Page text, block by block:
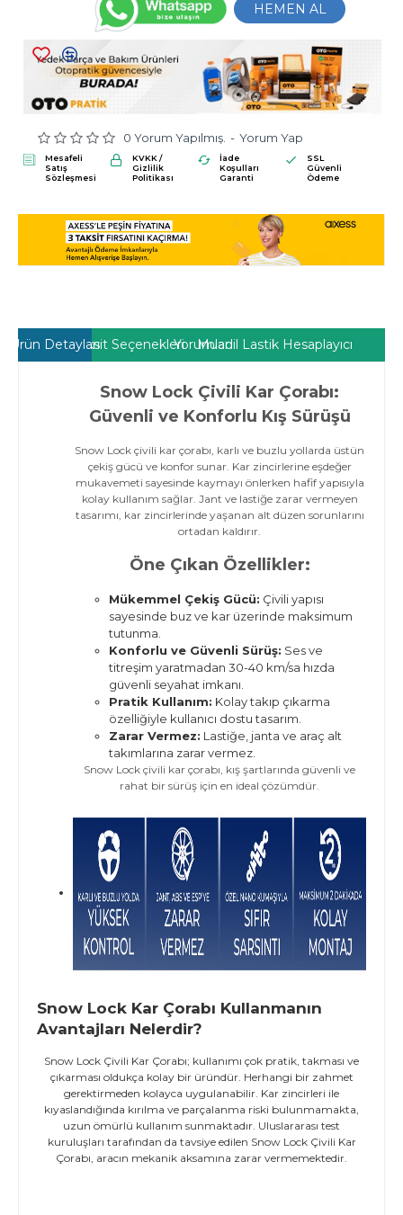
0 Yorum Yapılmış. - Yorum Yap
HEMEN AL
Mesafeli
Satış
Sözleşmesi
KVKK /
Gizlilik
Politikası
İade
Koşulları
Garanti
SSL
Güvenli
Ödeme
Ürün DetaylarıTaksit SeçenekleriYorumlar
Muadil Lastik Hesaplayıcı
Snow Lock Çivili Kar Çorabı:
Güvenli ve Konforlu Kış Sürüşü
Snow Lock çivili kar çorabı, karlı ve buzlu yollarda üstün
çekiş gücü ve konfor sunar. Kar zincirlerine eşdeğer
mukavemeti sayesinde kaymayı önlerken hafif yapısıyla
kolay kullanım sağlar. Jant ve lastiğe zarar vermeyen
tasarımı, kar zincirlerinde yaşanan alt düzen sorunlarını
ortadan kaldırır.
Öne Çıkan Özellikler:
Mükemmel Çekiş Gücü: Çivili yapısı
sayesinde buz ve kar üzerinde maksimum
tutunma.
Konforlu ve Güvenli Sürüş: Ses ve
titreşim yaratmadan 30-40 km/sa hızda
güvenli seyahat imkanı.
Pratik Kullanım: Kolay takıp çıkarma
özelliğiyle kullanıcı dostu tasarım.
Zarar Vermez: Lastiğe, janta ve araç alt
takımlarına zarar vermez.
Snow Lock çivili kar çorabı, kış şartlarında güvenli ve
rahat bir sürüş için en ideal çözümdür.
Snow Lock Kar Çorabı Kullanmanın
Avantajları Nelerdir?
Snow Lock Çivili Kar Çorabı; kullanımı çok pratik, takması ve
çıkarması oldukça kolay bir üründür. Herhangi bir zahmet
gerektirmeden kolayca uygulanabilir. Kar zincirleri ile
kıyaslandığında kırılma ve parçalanma riski bulunmamakta,
uzun ömürlü kullanım sunmaktadır. Uluslararası test
kuruluşları tarafından da tavsiye edilen Snow Lock Çivili Kar
Çorabı, aracın mekanik aksamına zarar vermemektedir.